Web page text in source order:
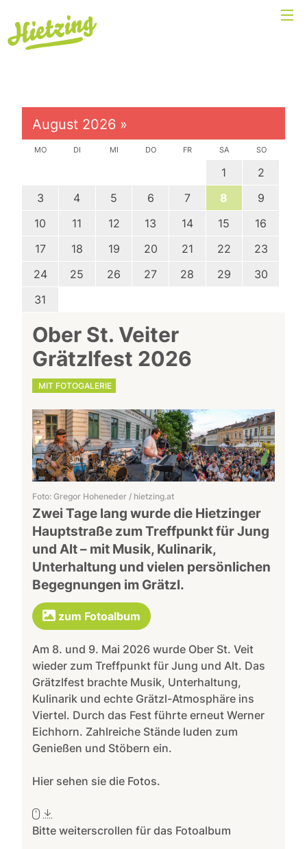
August 2026 »
MO DI MI DO FR SA SO
1
2
3
4 5 6 7 8
9
10
11 12 13 14 15
16
17
18 19 20 21 22
23
24
25 26 27 28 29
30
31
Ober St. Veiter
Grätzlfest 2026
MIT FOTOGALERIE
Foto: Gregor Hoheneder / hietzing.at
Zwei Tage lang wurde die Hietzinger
Hauptstraße zum Treffpunkt für Jung
und Alt – mit Musik, Kulinarik,
Unterhaltung und vielen persönlichen
Begegnungen im Grätzl.
zum Fotoalbum
Am 8. und 9. Mai 2026 wurde Ober St. Veit
wieder zum Treffpunkt für Jung und Alt. Das
Grätzlfest brachte Musik, Unterhaltung,
Kulinarik und echte Grätzl-Atmosphäre ins
Viertel. Durch das Fest führte erneut Werner
Eichhorn. Zahlreiche Stände luden zum
Genießen und Stöbern ein.
Hier sehen sie die Fotos.
Bitte weiterscrollen für das Fotoalbum